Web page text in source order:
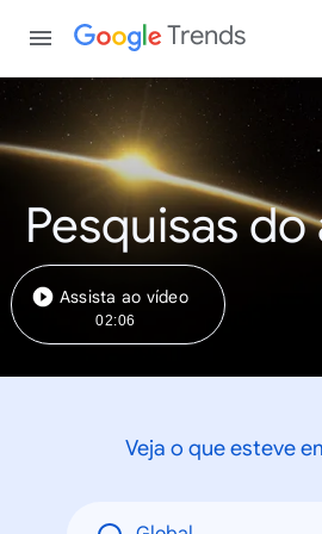
Trends
Pesquisas do
Assista ao vídeo
02:06
Veja o que esteve